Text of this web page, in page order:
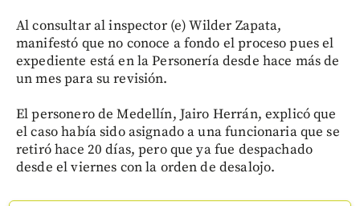
Al consultar al inspector (e) Wilder Zapata,
manifestó que no conoce a fondo el proceso pues el
expediente está en la Personería desde hace más de
un mes para su revisión.
El personero de Medellín, Jairo Herrán, explicó que
el caso había sido asignado a una funcionaria que se
retiró hace 20 días, pero que ya fue despachado
desde el viernes con la orden de desalojo.